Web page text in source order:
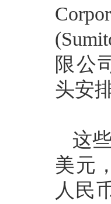
限公
头安
这
美元
人民